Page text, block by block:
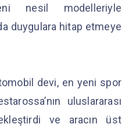
nesil modelleriyle
duygulara hitap etmeye
devi, en yeni spor
uluslararası
ve aracın üst